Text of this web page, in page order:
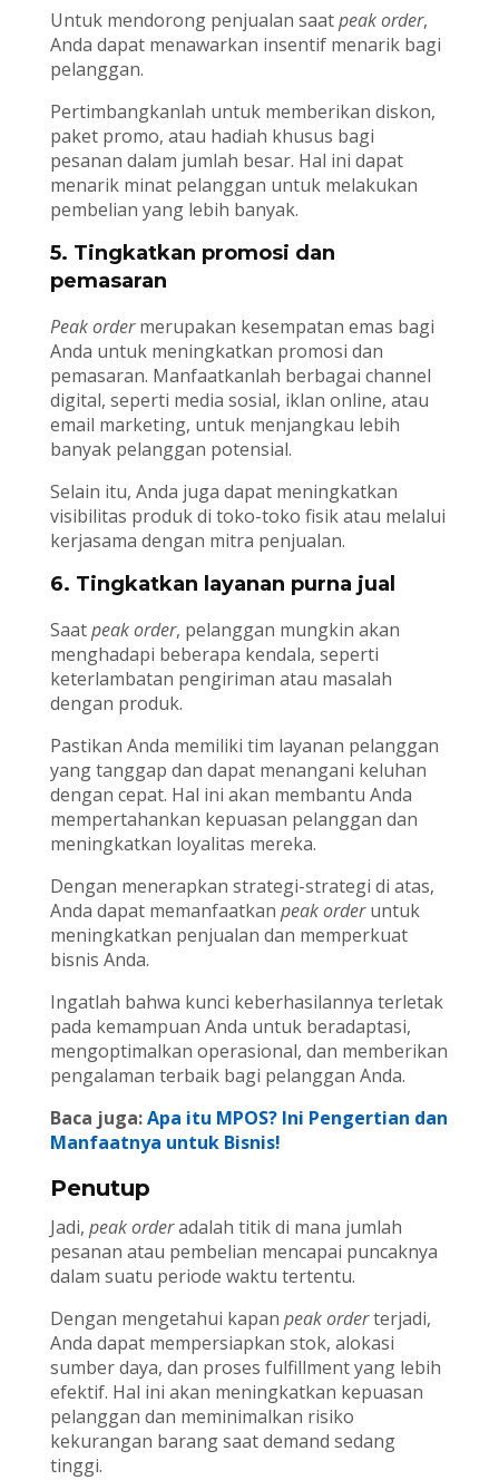
Untuk mendorong penjualan saatpeak order,
Anda dapat menawarkan insentif menarik bagi
pelanggan.
Pertimbangkanlah untuk memberikan diskon,
paket promo, atau hadiah khusus bagi
pesanan dalam jumlah besar. Hal ini dapat
menarik minat pelanggan untuk melakukan
pembelian yang lebih banyak.
5. Tingkatkan promosi dan
pemasaran
Peak ordermerupakan kesempatan emas bagi
Anda untuk meningkatkan promosi dan
pemasaran. Manfaatkanlah berbagai channel
digital, seperti media sosial, iklan online, atau
email marketing, untuk menjangkau lebih
banyak pelanggan potensial.
Selain itu, Anda juga dapat meningkatkan
visibilitas produk di toko-toko fisik atau melalui
kerjasama dengan mitra penjualan.
6. Tingkatkan layanan purna jual
Saatpeak order, pelanggan mungkin akan
menghadapi beberapa kendala, seperti
keterlambatan pengiriman atau masalah
dengan produk.
Pastikan Anda memiliki tim layanan pelanggan
yang tanggap dan dapat menangani keluhan
dengan cepat. Hal ini akan membantu Anda
mempertahankan kepuasan pelanggan dan
meningkatkan loyalitas mereka.
Dengan menerapkan strategi-strategi di atas,
Anda dapat memanfaatkan peak orderuntuk
meningkatkan penjualan dan memperkuat
bisnis Anda.
Ingatlah bahwa kunci keberhasilannya terletak
pada kemampuan Anda untuk beradaptasi,
mengoptimalkan operasional, dan memberikan
pengalaman terbaik bagi pelanggan Anda.
Baca juga:Apa itu MPOS? Ini Pengertian dan
Manfaatnya untuk Bisnis!
Penutup
Jadi, peak orderadalah titik di mana jumlah
pesanan atau pembelian mencapai puncaknya
dalam suatu periode waktu tertentu.
Dengan mengetahui kapan peak orderterjadi,
Anda dapat mempersiapkan stok, alokasi
sumber daya, dan proses fulfillment yang lebih
efektif. Hal ini akan meningkatkan kepuasan
pelanggan dan meminimalkan risiko
kekurangan barang saat demand sedang
tinggi.